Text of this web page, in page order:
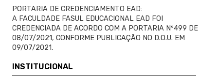
PORTARIA DE CREDENCIAMENTO EAD:
A FACULDADE FASUL EDUCACIONAL EAD FOI
CREDENCIADA DE ACORDO COM A PORTARIA Nº499 DE
08/07/2021, CONFORME PUBLICAÇÃO NO D.O.U. EM
09/07/2021.
INSTITUCIONAL